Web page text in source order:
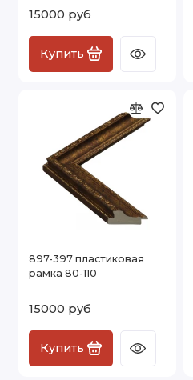
15000 руб
Купить
897-397 пластиковая
рамка 80-110
15000 руб
Купить